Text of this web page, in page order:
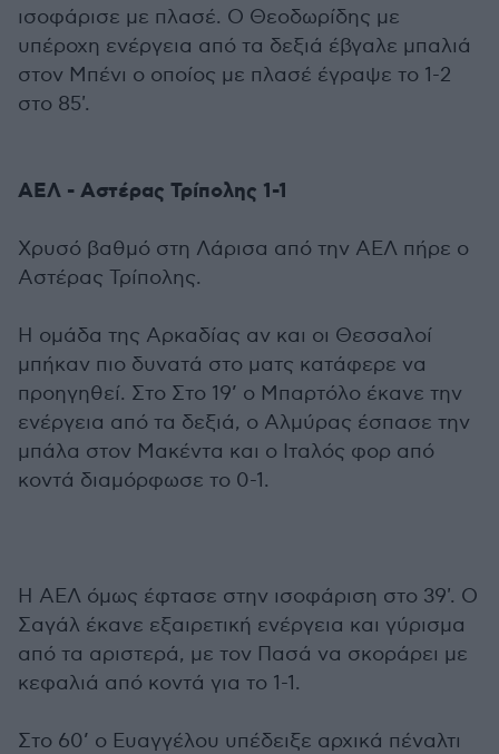
ισοφάρισε με πλασέ. Ο Θεοδωρίδης με
υπέροχη ενέργεια από τα δεξιά έβγαλε μπαλιά
στον Μπένι ο οποίος με πλασέ έγραψε το 1-2
στο 85'.
ΑΕΛ - Αστέρας Τρίπολης 1-1
Χρυσό βαθμό στη Λάρισα από την ΑΕΛ πήρε ο
Αστέρας Τρίπολης.
Η ομάδα της Αρκαδίας αν και οι Θεσσαλοί
μπήκαν πιο δυνατά στο ματς κατάφερε να
προηγηθεί. Στο Στο 19’ ο Μπαρτόλο έκανε την
ενέργεια από τα δεξιά, ο Αλμύρας έσπασε την
μπάλα στον Μακέντα και ο Ιταλός φορ από
κοντά διαμόρφωσε το 0-1.
Η ΑΕΛ όμως έφτασε στην ισοφάριση στο 39'. Ο
Σαγάλ έκανε εξαιρετική ενέργεια και γύρισμα
από τα αριστερά, με τον Πασά να σκοράρει με
κεφαλιά από κοντά για το 1-1.
Στο 60’ ο Ευαγγέλου υπέδειξε αρχικά πέναλτι